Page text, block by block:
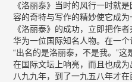
《洛丽泰》当时的风行一时就
容的奇特与写作的精妙使它成为
《洛丽泰》的成功，立即把作
华为一位国际知名人物。在一个
“出名的是洛丽泰，不是我。”
在国际文坛上响亮，而且也成
八九九年，到了一九五八年才